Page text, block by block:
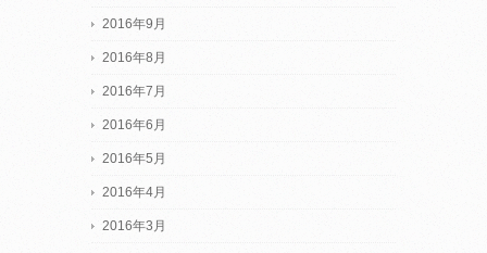
2016年9月
2016年8月
2016年7月
2016年6月
2016年5月
2016年4月
2016年3月